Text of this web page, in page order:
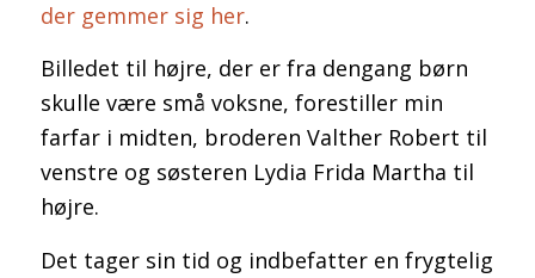
der gemmer sig her.
Billedet til højre, der er fra dengang børn
skulle være små voksne, forestiller min
farfar i midten, broderen Valther Robert til
venstre og søsteren Lydia Frida Martha til
højre.
Det tager sin tid og indbefatter en frygtelig